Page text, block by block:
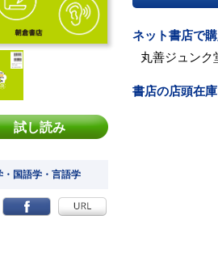
試し読み
・国語学・言語学
ネット書店で
丸善ジュンク
書店の店頭在